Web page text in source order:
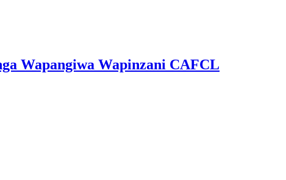
Wapangiwa Wapinzani CAFCL